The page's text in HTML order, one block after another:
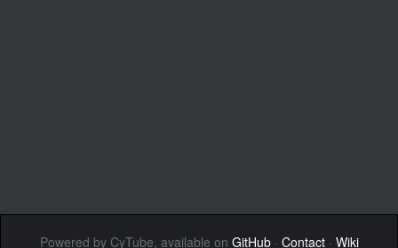
Powered by CyTube, available on GitHub· Contact· Wiki